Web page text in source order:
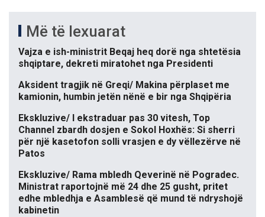
Më të lexuarat
Vajza e ish-ministrit Beqaj heq dorë nga shtetësia
shqiptare, dekreti miratohet nga Presidenti
Aksident tragjik në Greqi/ Makina përplaset me
kamionin, humbin jetën nënë e bir nga Shqipëria
Ekskluzive/ I ekstraduar pas 30 vitesh, Top
Channel zbardh dosjen e Sokol Hoxhës: Si sherri
për një kasetofon solli vrasjen e dy vëllezërve në
Patos
Ekskluzive/ Rama mbledh Qeverinë në Pogradec.
Ministrat raportojnë më 24 dhe 25 gusht, pritet
edhe mbledhja e Asamblesë që mund të ndryshojë
kabinetin